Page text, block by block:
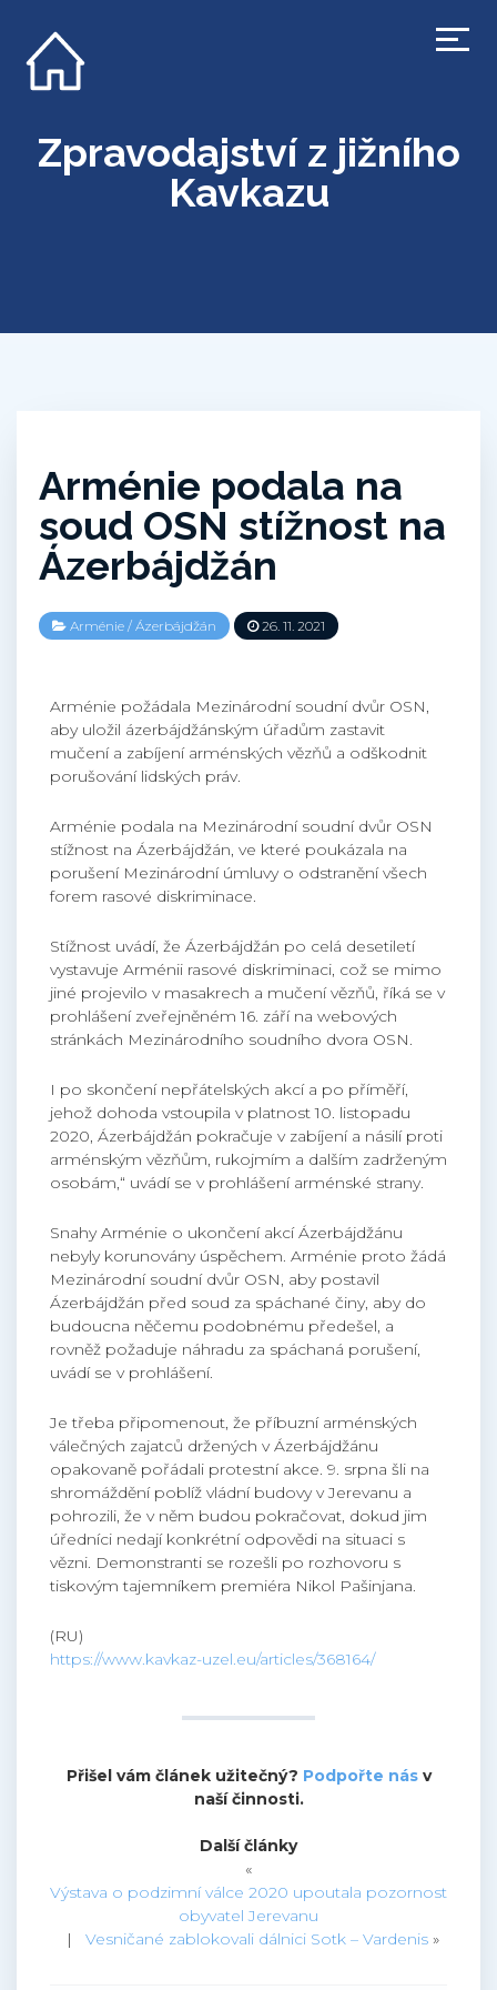
Zpravodajství z jižního
Kavkazu
Arménie podala na
soud OSN stížnost na
Ázerbájdžán
Arménie / Ázerbájdžán 26. 11. 2021
Arménie požádala Mezinárodní soudní dvůr OSN,
aby uložil ázerbájdžánským úřadům zastavit
mučení a zabíjení arménských vězňů a odškodnit
porušování lidských práv.
Arménie podala na Mezinárodní soudní dvůr OSN
stížnost na Ázerbájdžán, ve které poukázala na
porušení Mezinárodní úmluvy o odstranění všech
forem rasové diskriminace.
Stížnost uvádí, že Ázerbájdžán po celá desetiletí
vystavuje Arménii rasové diskriminaci, což se mimo
jiné projevilo v masakrech a mučení vězňů, říká se v
prohlášení zveřejněném 16. září na webových
stránkách Mezinárodního soudního dvora OSN.
I po skončení nepřátelských akcí a po příměří,
jehož dohoda vstoupila v platnost 10. listopadu
2020, Ázerbájdžán pokračuje v zabíjení a násilí proti
arménským vězňům, rukojmím a dalším zadrženým
osobám,“ uvádí se v prohlášení arménské strany.
Snahy Arménie o ukončení akcí Ázerbájdžánu
nebyly korunovány úspěchem. Arménie proto žádá
Mezinárodní soudní dvůr OSN, aby postavil
Ázerbájdžán před soud za spáchané činy, aby do
budoucna něčemu podobnému předešel, a
rovněž požaduje náhradu za spáchaná porušení,
uvádí se v prohlášení.
Je třeba připomenout, že příbuzní arménských
válečných zajatců držených v Ázerbájdžánu
opakovaně pořádali protestní akce. 9. srpna šli na
shromáždění poblíž vládní budovy v Jerevanu a
pohrozili, že v něm budou pokračovat, dokud jim
úředníci nedají konkrétní odpovědi na situaci s
vězni. Demonstranti se rozešli po rozhovoru s
tiskovým tajemníkem premiéra Nikol Pašinjana.
(RU)
https://www.kavkaz-uzel.eu/articles/368164/
Přišel vám článek užitečný? Podpořte násv
naší činnosti.
Další články
«
Výstava o podzimní válce 2020 upoutala pozornost
obyvatel Jerevanu
| Vesničané zablokovali dálnici Sotk – Vardenis »